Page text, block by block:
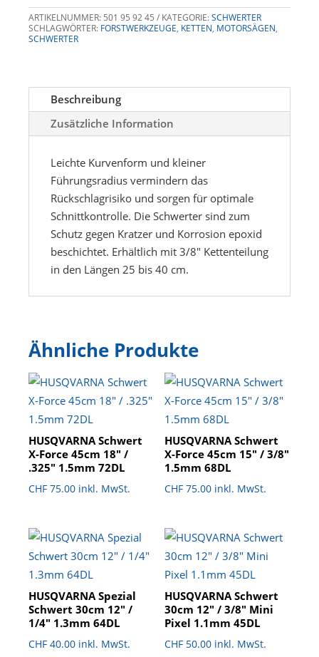
12"
/
3/8"
45DL
Menge
ARTIKELNUMMER: 501 95 92 45 KATEGORIE:SCHWERTER
SCHLAGWÖRTER: FORSTWERKZEUGE, KETTEN, MOTORSÄGEN,
SCHWERTER
Beschreibung
Zusätzliche Information
Leichte Kurvenform und kleiner
Führungsradius vermindern das
Rückschlagrisiko und sorgen für optimale
Schnittkontrolle. Die Schwerter sind zum
Schutz gegen Kratzer und Korrosion epoxid
beschichtet. Erhältlich mit 3/8" Kettenteilung
in den Längen 25 bis 40 cm.
Ähnliche Produkte
HUSQVARNA Schwert
X-Force 45cm 18″ /
.325″ 1.5mm 72DL
CHF 75.00 inkl. MwSt.
HUSQVARNA Schwert
X-Force 45cm 15″ / 3/8″
1.5mm 68DL
CHF 75.00 inkl. MwSt.
HUSQVARNA Spezial
Schwert 30cm 12″ /
1/4″ 1.3mm 64DL
CHF 40.00 inkl. MwSt.
HUSQVARNA Schwert
30cm 12″ / 3/8″ Mini
Pixel 1.1mm 45DL
CHF 50.00 inkl. MwSt.